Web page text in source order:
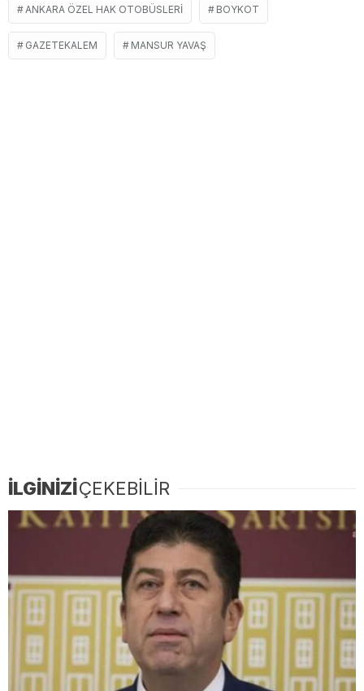
ANKARA ÖZEL HAK OTOBÜSLERI BOYKOT
GAZETEKALEM MANSUR YAVAŞ
İLGİNİZİÇEKEBİLİR